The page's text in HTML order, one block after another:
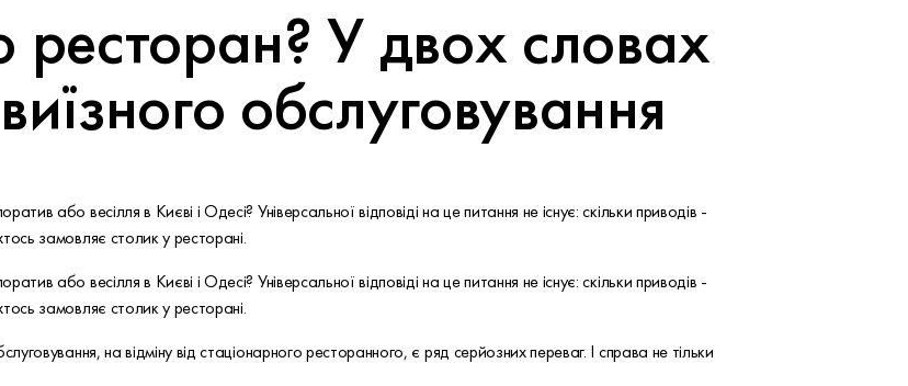
ресторан? У двох словах
обслуговування
або весілля в Києві і Одесі? Універсальної відповіді на це питання не існує: скільки приводів -
замовляє столик у ресторані.
або весілля в Києві і Одесі? Універсальної відповіді на це питання не існує: скільки приводів -
замовляє столик у ресторані.
на відміну від стаціонарного ресторанного, є ряд серйозних переваг. І справа не тільки